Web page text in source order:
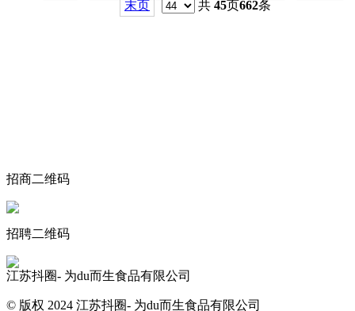
末页
共 45页662条
招商二维码
招聘二维码
江苏抖圈- 为du而生食品有限公司
© 版权 2024 江苏抖圈- 为du而生食品有限公司